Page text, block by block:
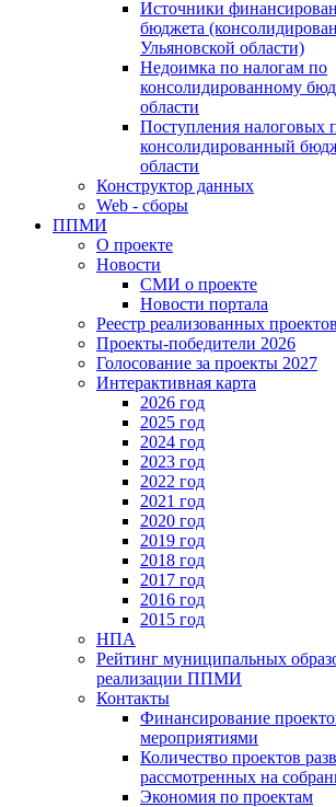
Источники
бюджета
Ульяновской области)
Недоимка по налогам по
консолидированному
области
Поступления налоговых
консолидированный
области
Конструктор данных
Web - сборы
ППМИ
О проекте
Новости
СМИ о проекте
Новости портала
Реестр реализованных проектов
Проекты-победители 2026
Голосование за проекты 2027
Интерактивная карта
2026 год
2025 год
2024 год
2023 год
2022 год
2021 год
2020 год
2019 год
2018 год
2017 год
2016 год
2015 год
НПА
Рейтинг муниципальных
реализации ППМИ
Контакты
Финансирование
мероприятиями
Количество проектов
рассмотренных на
Экономия по проектам